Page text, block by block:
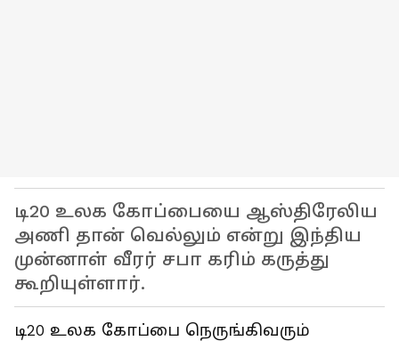
டி20 உலக கோப்பையை ஆஸ்திரேலிய
அணி தான் வெல்லும் என்று இந்திய
முன்னாள் வீரர் சபா கரிம் கருத்து
கூறியுள்ளார்.
டி20 உலக கோப்பை நெருங்கிவரும்